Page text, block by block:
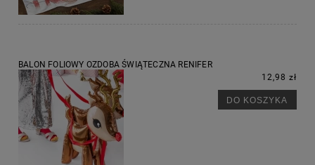
BALON FOLIOWY OZDOBA ŚWIĄTECZNA RENIFER
12,98 zł
DO KOSZYKA